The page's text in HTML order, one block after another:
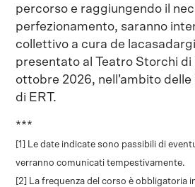
percorso e raggiungendo il
perfezionamento, saranno
collettivo a cura de
presentato al Teatro Storchi di
ottobre 2026, nell’ambito
di ERT.
***
[1] Le date indicate sono passibili di
verranno comunicati tempestivamente.
[2] La frequenza del corso è obbligatoria